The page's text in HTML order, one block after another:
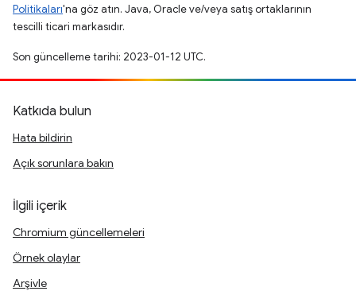
Politikaları'na göz atın. Java, Oracle ve/veya satış ortaklarının
tescilli ticari markasıdır.
Son güncelleme tarihi: 2023-01-12 UTC.
Katkıda bulun
Hata bildirin
Açık sorunlara bakın
İlgili içerik
Chromium güncellemeleri
Örnek olaylar
Arşivle